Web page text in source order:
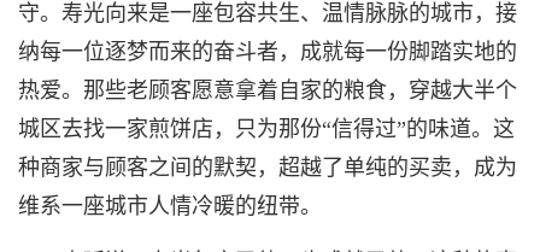
守。寿光向来是一座包容共生、温情脉脉的城市，接
纳每一位逐梦而来的奋斗者，成就每一份脚踏实地的
热爱。那些老顾客愿意拿着自家的粮食，穿越大半个
城区去找一家煎饼店，只为那份“信得过”的味道。这
种商家与顾客之间的默契，超越了单纯的买卖，成为
维系一座城市人情冷暖的纽带。